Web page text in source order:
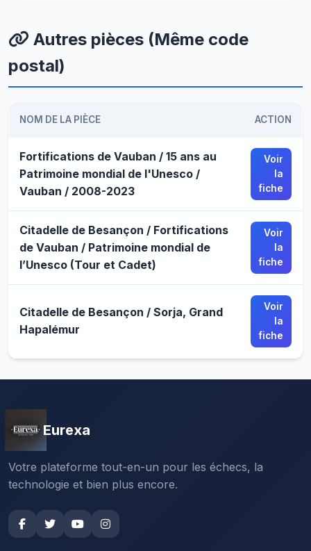
Autres pièces (Même code
postal)
NOM DE LA PIÈCE ACTION
Fortifications de Vauban / 15 ans au
Patrimoine mondial de l'Unesco /
Vauban / 2008-2023
Voir
la
fiche
Citadelle de Besançon / Fortifications
de Vauban / Patrimoine mondial de
l’Unesco (Tour et Cadet)
Voir
la
fiche
Citadelle de Besançon / Sorja, Grand
Hapalémur
Voir
la
fiche
Eurexa
Votre plateforme tout-en-un pour les échecs, la
technologie et bien plus encore.